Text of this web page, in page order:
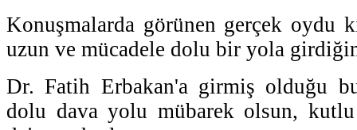
Konuşmalarda görünen gerçek oydu
uzun ve mücadele dolu bir yola
Dr. Fatih Erbakan'a girmiş olduğu
dolu dava yolu mübarek olsun,